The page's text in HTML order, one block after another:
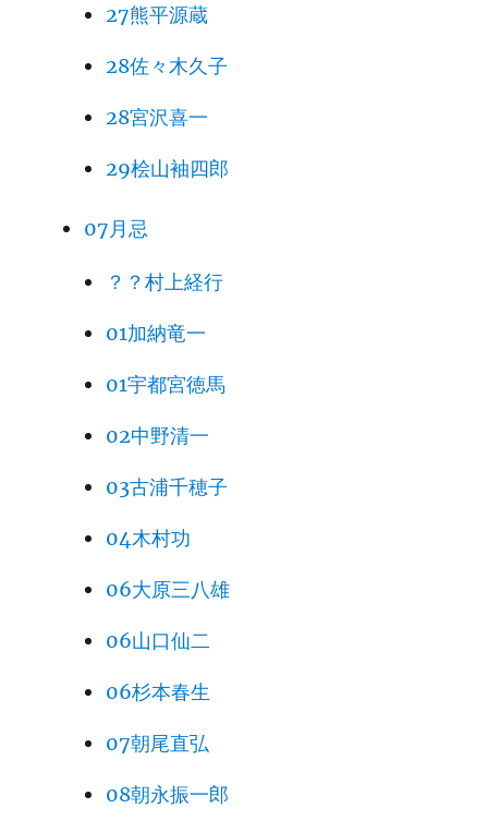
27熊平源蔵
28佐々木久子
28宮沢喜一
29桧山袖四郎
07月忌
？？村上経行
01加納竜一
01宇都宮徳馬
02中野清一
03古浦千穂子
04木村功
06大原三八雄
06山口仙二
06杉本春生
07朝尾直弘
08朝永振一郎